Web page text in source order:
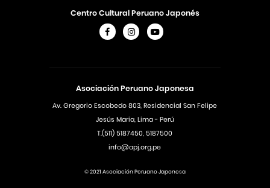
Asociación Peruano Japonesa
Av. Gregorio Escobedo 803, Residencial San Felipe
Jesús Maria, Lima - Perú
T.(511) 5187450, 5187500
info@apj.org.pe
Centro Cultural Peruano Japonés
© 2021 Asociación Peruano Japonesa